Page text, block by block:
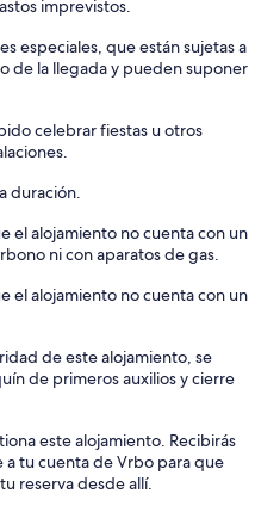
imprevistos.
especiales, que están sujetas a
de la llegada y pueden suponer
celebrar fiestas u otros
duración.
el alojamiento no cuenta con un
ni con aparatos de gas.
el alojamiento no cuenta con un
de este alojamiento, se
de primeros auxilios y cierre
este alojamiento. Recibirás
a tu cuenta de Vrbo para que
reserva desde allí.